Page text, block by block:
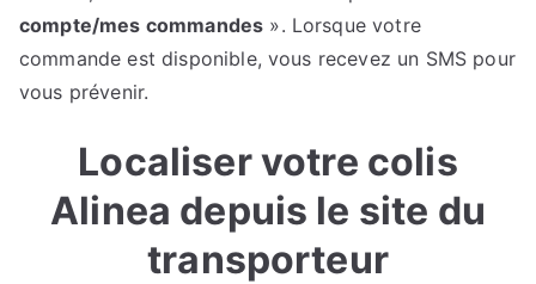
compte/mes commandes ». Lorsque votre
commande est disponible, vous recevez un SMS pour
vous prévenir.
Localiser votre colis
Alinea depuis le site du
transporteur